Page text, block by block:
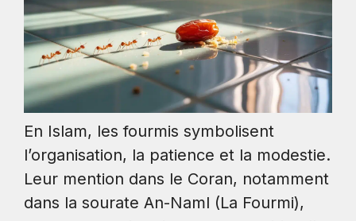
En Islam, les fourmis symbolisent
l’organisation, la patience et la modestie.
Leur mention dans le Coran, notamment
dans la sourate An-Naml (La Fourmi),